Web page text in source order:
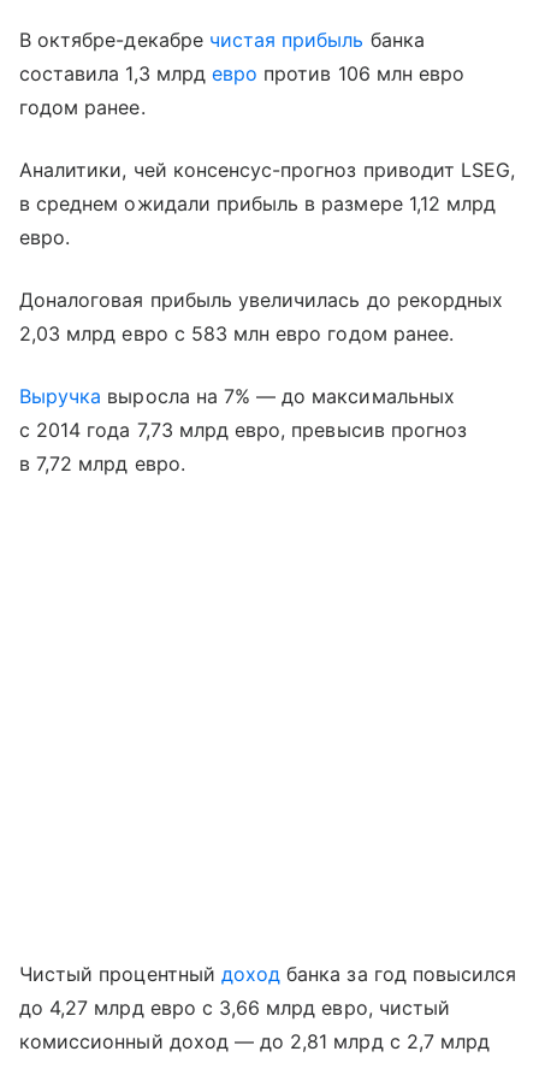
В октябре-декабре чистая прибыль банка
составила 1,3 млрд евро против 106 млн евро
годом ранее.
Аналитики, чей консенсус-прогноз приводит LSEG,
в среднем ожидали прибыль в размере 1,12 млрд
евро.
Доналоговая прибыль увеличилась до рекордных
2,03 млрд евро с 583 млн евро годом ранее.
Выручка выросла на 7% — до максимальных
с 2014 года 7,73 млрд евро, превысив прогноз
в 7,72 млрд евро.
Чистый процентный доход банка за год повысился
до 4,27 млрд евро с 3,66 млрд евро, чистый
комиссионный доход — до 2,81 млрд с 2,7 млрд